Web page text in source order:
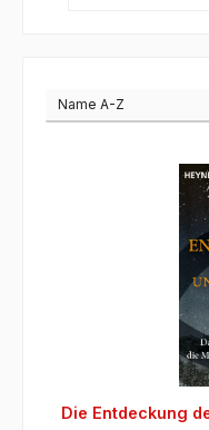
Die Entdeckung